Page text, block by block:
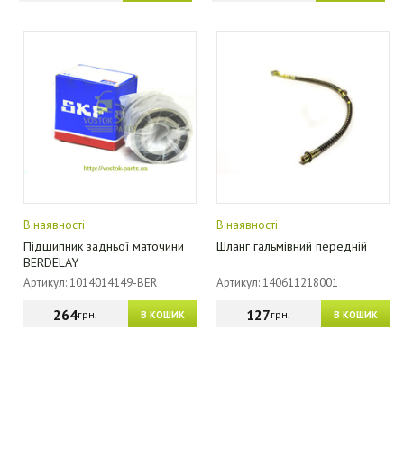
В наявності
Підшипник задньої маточини
BERDELAY
Артикул: 1014014149-BER
В КОШИК
264грн.
В наявності
Шланг гальмівний передній
Артикул: 140611218001
В КОШИК
127грн.